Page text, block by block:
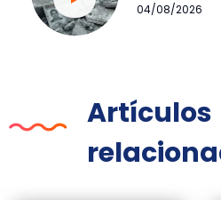
04/08/2026
Artículos